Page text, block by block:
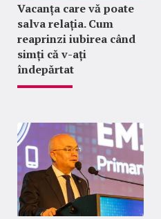
Vacanța care vă poate
salva relația. Cum
reaprinzi iubirea când
simți că v-ați
îndepărtat